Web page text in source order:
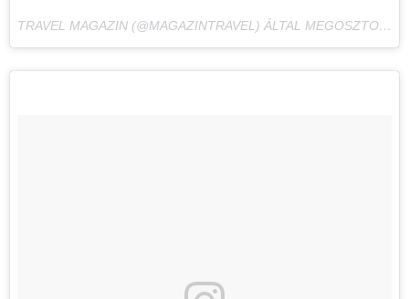
TRAVEL MAGAZIN (@MAGAZINTRAVEL) ÁLTAL MEGOSZTOTT BEJEGYZÉS,